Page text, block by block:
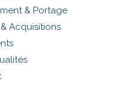
& Portage
Acquisitions